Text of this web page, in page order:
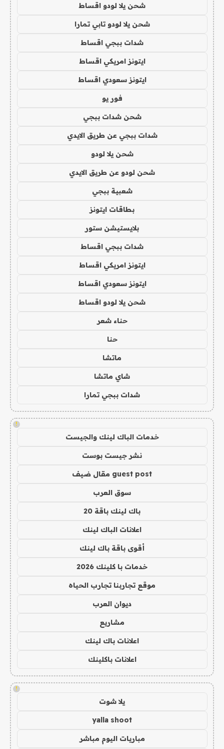
شحن يلا لودو اقساط
شحن يلا لودو تابي تمارا
شدات ببجي اقساط
ايتونز امريكي اقساط
ايتونز سعودي اقساط
فور يو
شحن شدات ببجي
شدات ببجي عن طريق الايدي
شحن يلا لودو
شحن لودو عن طريق الايدي
شعبية ببجي
بطاقات ايتونز
بلايستيشن ستور
شدات ببجي اقساط
ايتونز امريكي اقساط
ايتونز سعودي اقساط
شحن يلا لودو اقساط
حناء شعر
حنا
ماتشا
شاي ماتشا
شدات ببجي تمارا
!
خدمات الباك لينك والجيست
نشر جيست بوست
guest post مقال ضيف
سوق العرب
باك لينك باقة 20
اعلانات الباك لينك
أقوى باقة باك لينك
خدمات با كلينك 2026
موقع تجاربنا تجارب الحياه
ديوان العرب
مشاريع
اعلانات باك لينك
اعلانات باكلينك
!
يلا شوت
yalla shoot
مباريات اليوم مباشر